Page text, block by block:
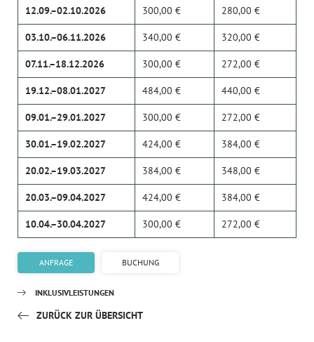
12.09.–02.10.2026 300,00 € 280,00 €
03.10.–06.11.2026 340,00 € 320,00 €
07.11.–18.12.2026 300,00 € 272,00 €
19.12.–08.01.2027 484,00 € 440,00 €
09.01.–29.01.2027 300,00 € 272,00 €
30.01.–19.02.2027 424,00 € 384,00 €
20.02.–19.03.2027 384,00 € 348,00 €
20.03.–09.04.2027 424,00 € 384,00 €
10.04.–30.04.2027 300,00 € 272,00 €
ANFRAGE BUCHUNG
INKLUSIVLEISTUNGEN
ZURÜCK ZUR ÜBERSICHT